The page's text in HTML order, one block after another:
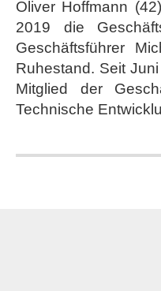
Oliver Hoffmann
2019 die
Geschäftsführer
Ruhestand. Seit
Mitglied der
Technische